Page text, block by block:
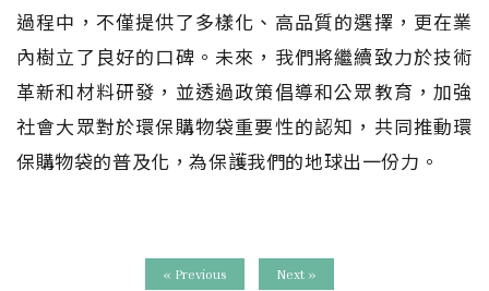
過程中，不僅提供了多樣化、高品質的選擇，更在業
內樹立了良好的口碑。未來，我們將繼續致力於技術
革新和材料研發，並透過政策倡導和公眾教育，加強
社會大眾對於環保購物袋重要性的認知，共同推動環
保購物袋的普及化，為保護我們的地球出一份力。
« Previous Next »